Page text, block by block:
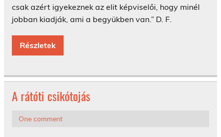
csak azért igyekeznek az elit képviselői, hogy minél
jobban kiadják, ami a begyükben van.” D. F.
Részletek
A rátóti csikótojás
One comment